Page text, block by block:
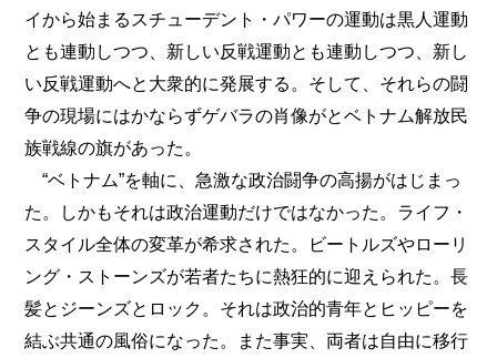
イから始まるスチューデント・パワーの運動は黒人運動
とも連動しつつ、新しい反戦運動とも連動しつつ、新し
い反戦運動へと大衆的に発展する。そして、それらの闘
争の現場にはかならずゲバラの肖像がとベトナム解放民
族戦線の旗があった。
“ベトナム”を軸に、急激な政治闘争の高揚がはじまっ
た。しかもそれは政治運動だけではなかった。ライフ・
スタイル全体の変革が希求された。ビートルズやローリ
ング・ストーンズが若者たちに熱狂的に迎えられた。長
髪とジーンズとロック。それは政治的青年とヒッピーを
結ぶ共通の風俗になった。また事実、両者は自由に移行